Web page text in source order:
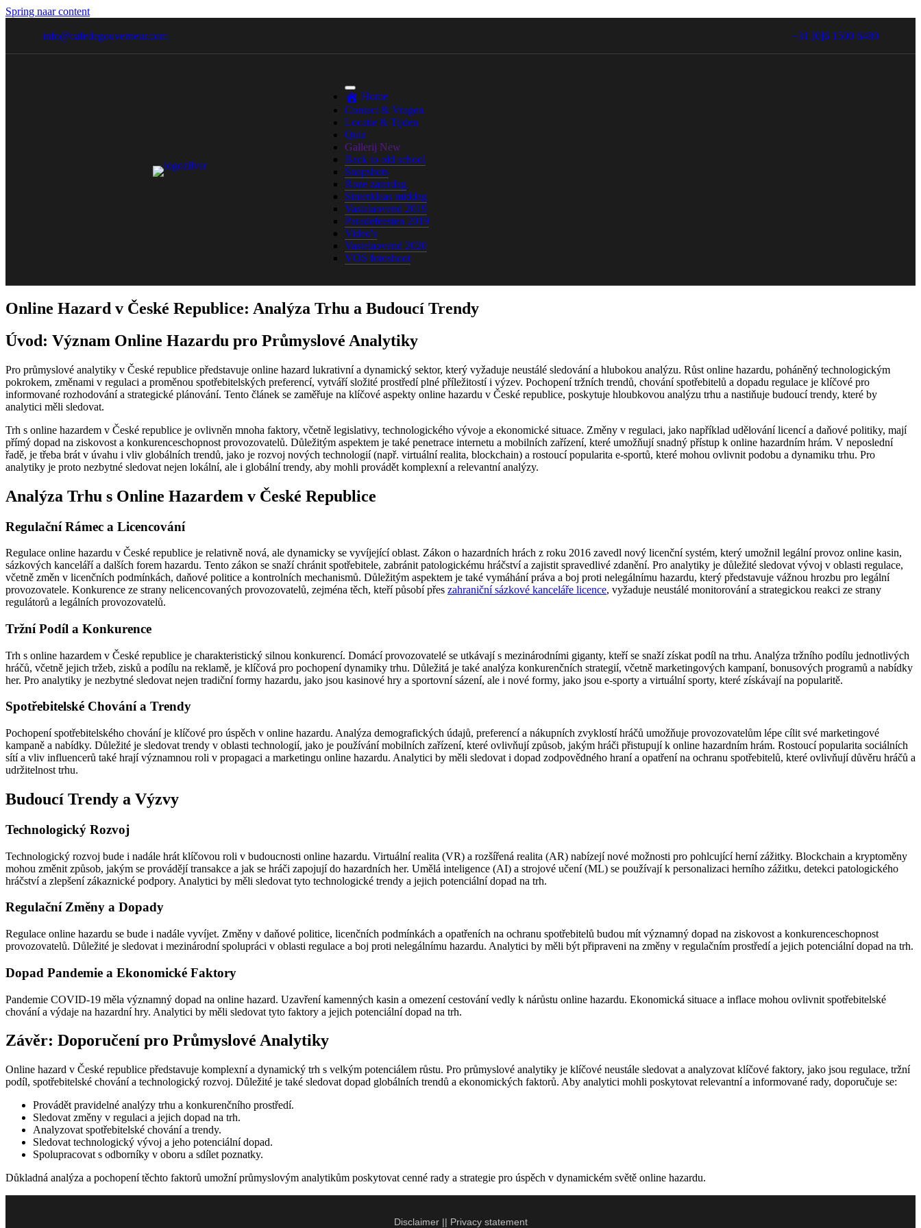
Spring naar content
info@cafedegouverneur.com +31 [0]6 1500 6480
Home
Contact & Vragen
Locatie & Tijden
Quiz
Gallerij New
Back to old school
Snapshots
Roze zaterdag
Sinterklaas middag
Vastalaovend 2019
Paradefeesten 2019
Video's
Vastelaovend 2020
VOS fotoshoot
Online Hazard v České Republice: Analýza Trhu a Budoucí Trendy
Úvod: Význam Online Hazardu pro Průmyslové Analytiky
Pro průmyslové analytiky v České republice představuje online hazard lukrativní a dynamický sektor, který vyžaduje neustálé sledování a hlubokou analýzu. Růst online hazardu, poháněný technologickým
pokrokem, změnami v regulaci a proměnou spotřebitelských preferencí, vytváří složité prostředí plné příležitostí i výzev. Pochopení tržních trendů, chování spotřebitelů a dopadu regulace je klíčové pro
informované rozhodování a strategické plánování. Tento článek se zaměřuje na klíčové aspekty online hazardu v České republice, poskytuje hloubkovou analýzu trhu a nastiňuje budoucí trendy, které by
analytici měli sledovat.
Trh s online hazardem v České republice je ovlivněn mnoha faktory, včetně legislativy, technologického vývoje a ekonomické situace. Změny v regulaci, jako například udělování licencí a daňové politiky, mají
přímý dopad na ziskovost a konkurenceschopnost provozovatelů. Důležitým aspektem je také penetrace internetu a mobilních zařízení, které umožňují snadný přístup k online hazardním hrám. V neposlední
řadě, je třeba brát v úvahu i vliv globálních trendů, jako je rozvoj nových technologií (např. virtuální realita, blockchain) a rostoucí popularita e-sportů, které mohou ovlivnit podobu a dynamiku trhu. Pro
analytiky je proto nezbytné sledovat nejen lokální, ale i globální trendy, aby mohli provádět komplexní a relevantní analýzy.
Analýza Trhu s Online Hazardem v České Republice
Regulační Rámec a Licencování
Regulace online hazardu v České republice je relativně nová, ale dynamicky se vyvíjející oblast. Zákon o hazardních hrách z roku 2016 zavedl nový licenční systém, který umožnil legální provoz online kasin,
sázkových kanceláří a dalších forem hazardu. Tento zákon se snaží chránit spotřebitele, zabránit patologickému hráčství a zajistit spravedlivé zdanění. Pro analytiky je důležité sledovat vývoj v oblasti regulace,
včetně změn v licenčních podmínkách, daňové politice a kontrolních mechanismů. Důležitým aspektem je také vymáhání práva a boj proti nelegálnímu hazardu, který představuje vážnou hrozbu pro legální
provozovatele. Konkurence ze strany nelicencovaných provozovatelů, zejména těch, kteří působí přes zahraniční sázkové kanceláře licence, vyžaduje neustálé monitorování a strategickou reakci ze strany
regulátorů a legálních provozovatelů.
Tržní Podíl a Konkurence
Trh s online hazardem v České republice je charakteristický silnou konkurencí. Domácí provozovatelé se utkávají s mezinárodními giganty, kteří se snaží získat podíl na trhu. Analýza tržního podílu jednotlivých
hráčů, včetně jejich tržeb, zisků a podílu na reklamě, je klíčová pro pochopení dynamiky trhu. Důležitá je také analýza konkurenčních strategií, včetně marketingových kampaní, bonusových programů a nabídky
her. Pro analytiky je nezbytné sledovat nejen tradiční formy hazardu, jako jsou kasinové hry a sportovní sázení, ale i nové formy, jako jsou e-sporty a virtuální sporty, které získávají na popularitě.
Spotřebitelské Chování a Trendy
Pochopení spotřebitelského chování je klíčové pro úspěch v online hazardu. Analýza demografických údajů, preferencí a nákupních zvyklostí hráčů umožňuje provozovatelům lépe cílit své marketingové
kampaně a nabídky. Důležité je sledovat trendy v oblasti technologií, jako je používání mobilních zařízení, které ovlivňují způsob, jakým hráči přistupují k online hazardním hrám. Rostoucí popularita sociálních
sítí a vliv influencerů také hrají významnou roli v propagaci a marketingu online hazardu. Analytici by měli sledovat i dopad zodpovědného hraní a opatření na ochranu spotřebitelů, které ovlivňují důvěru hráčů a
udržitelnost trhu.
Budoucí Trendy a Výzvy
Technologický Rozvoj
Technologický rozvoj bude i nadále hrát klíčovou roli v budoucnosti online hazardu. Virtuální realita (VR) a rozšířená realita (AR) nabízejí nové možnosti pro pohlcující herní zážitky. Blockchain a kryptoměny
mohou změnit způsob, jakým se provádějí transakce a jak se hráči zapojují do hazardních her. Umělá inteligence (AI) a strojové učení (ML) se používají k personalizaci herního zážitku, detekci patologického
hráčství a zlepšení zákaznické podpory. Analytici by měli sledovat tyto technologické trendy a jejich potenciální dopad na trh.
Regulační Změny a Dopady
Regulace online hazardu se bude i nadále vyvíjet. Změny v daňové politice, licenčních podmínkách a opatřeních na ochranu spotřebitelů budou mít významný dopad na ziskovost a konkurenceschopnost
provozovatelů. Důležité je sledovat i mezinárodní spolupráci v oblasti regulace a boj proti nelegálnímu hazardu. Analytici by měli být připraveni na změny v regulačním prostředí a jejich potenciální dopad na trh.
Dopad Pandemie a Ekonomické Faktory
Pandemie COVID-19 měla významný dopad na online hazard. Uzavření kamenných kasin a omezení cestování vedly k nárůstu online hazardu. Ekonomická situace a inflace mohou ovlivnit spotřebitelské
chování a výdaje na hazardní hry. Analytici by měli sledovat tyto faktory a jejich potenciální dopad na trh.
Závěr: Doporučení pro Průmyslové Analytiky
Online hazard v České republice představuje komplexní a dynamický trh s velkým potenciálem růstu. Pro průmyslové analytiky je klíčové neustále sledovat a analyzovat klíčové faktory, jako jsou regulace, tržní
podíl, spotřebitelské chování a technologický rozvoj. Důležité je také sledovat dopad globálních trendů a ekonomických faktorů. Aby analytici mohli poskytovat relevantní a informované rady, doporučuje se:
Provádět pravidelné analýzy trhu a konkurenčního prostředí.
Sledovat změny v regulaci a jejich dopad na trh.
Analyzovat spotřebitelské chování a trendy.
Sledovat technologický vývoj a jeho potenciální dopad.
Spolupracovat s odborníky v oboru a sdílet poznatky.
Důkladná analýza a pochopení těchto faktorů umožní průmyslovým analytikům poskytovat cenné rady a strategie pro úspěch v dynamickém světě online hazardu.
Disclaimer|| Privacy statement